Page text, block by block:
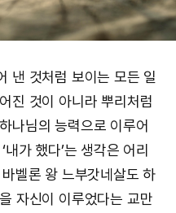
낸 것처럼 보이는 모든 일
진 것이 아니라 뿌리처럼
나님의 능력으로 이루어
가 했다’는 생각은 어리
벨론 왕 느부갓네살도 하
자신이 이루었다는 교만